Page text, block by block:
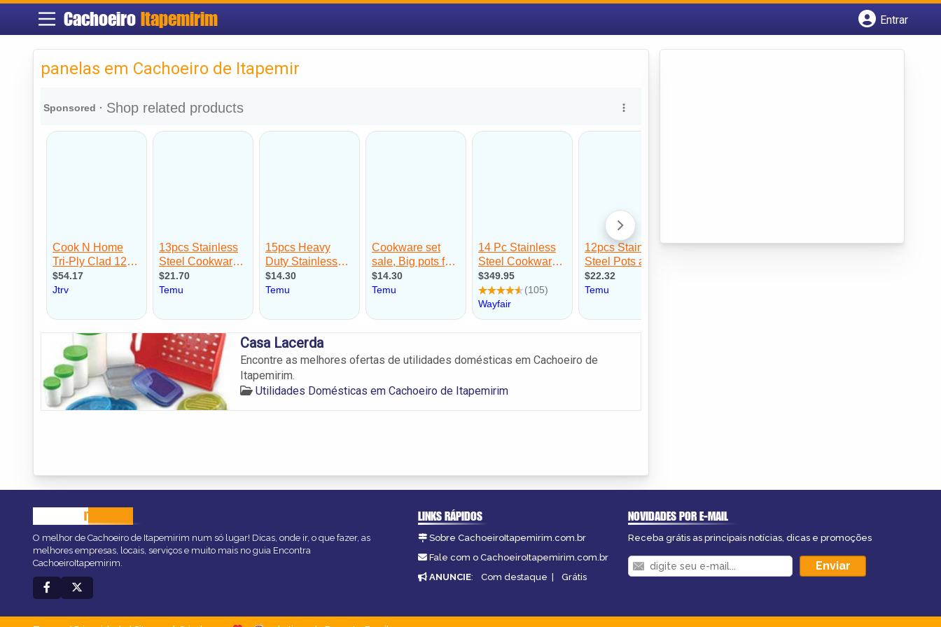
Cachoeiro Itapemirim
Entrar
panelas em Cachoeiro de Itapemir
Casa Lacerda
Encontre as melhores ofertas de utilidades domésticas em Cachoeiro de
Itapemirim.
Utilidades Domésticas em Cachoeiro de Itapemirim
ITAPEMIRIM
O melhor de Cachoeiro de Itapemirim num só lugar! Dicas, onde ir, o que fazer, as
melhores empresas, locais, serviços e muito mais no guia Encontra
CachoeiroItapemirim.
LINKS RÁPIDOS
Sobre CachoeiroItapemirim.com.br
Fale com o CachoeiroItapemirim.com.br
ANUNCIE: Com destaque | Grátis
NOVIDADES POR E-MAIL
Receba grátis as principais notícias, dicas e promoções